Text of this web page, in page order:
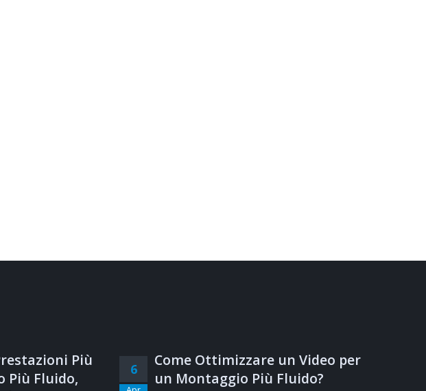
Più
Più Fluido,
6
Come Ottimizzare un Video per
un Montaggio Più Fluido?